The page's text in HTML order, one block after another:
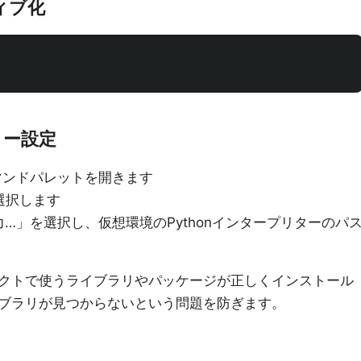
ブ化
設定
ドパレットを開きます
します
」を選択し、仮想環境のPythonインタープリターのパ
トで使うライブラリやパッケージが正しくインストール
リが見つからないという問題を防ぎます。